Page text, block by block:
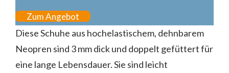
Zum Angebot
Diese Schuhe aus hochelastischem, dehnbarem
Neopren sind 3 mm dick und doppelt gefüttert für
eine lange Lebensdauer. Sie sind leicht